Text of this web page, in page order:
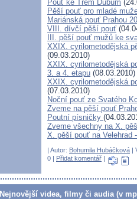
Pouť ke Třem Dubům
Pěší pouť pro mladé
Mariánská pouť Prahou
VIII. dívčí pěší pouť
III. pěší pouť mužů ke
XXIX. cyrilometodějská
(09.03.2010)
XXIX. cyrilometodějská
3. a 4. etapu (08.03.2010)
XXIX. cyrilometodějská
(07.03.2010)
Noční pouť ze Svatého
Zveme na pěší pouť
Poutní písničky
Zveme všechny na X.
X. pěší pouť na Velehrad
| Autor: Bohumila Hubáčková |
0 | Přidat komentář |
Nejnovější videa, filmy či audia (v